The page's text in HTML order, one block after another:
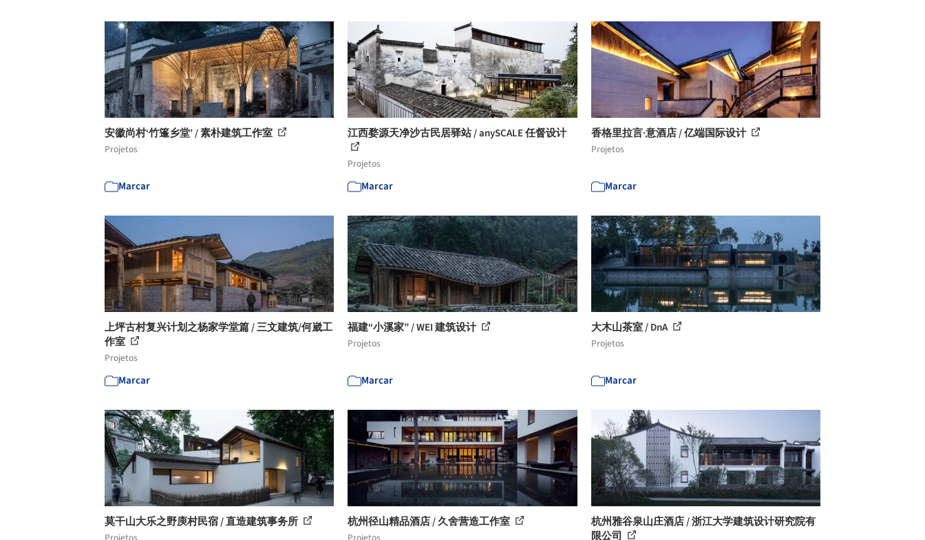
安徽尚村‘竹篷乡堂’ / 素朴建筑工作室
Projetos
Marcar
江西婺源天净沙古民居驿站 / anySCALE 任督设计
Projetos
Marcar
香格里拉言·意酒店 / 亿端国际设计
Projetos
Marcar
上坪古村复兴计划之杨家学堂篇 / 三文建筑/何崴工
作室
Projetos
Marcar
福建“小溪家” / WEI 建筑设计
Projetos
Marcar
大木山茶室 / DnA
Projetos
Marcar
莫干山大乐之野庾村民宿 / 直造建筑事务所 杭州径山精品酒店 / 久舍营造工作室
杭州雅谷泉山庄酒店 / 浙江大学建筑设计研究院有
限公司